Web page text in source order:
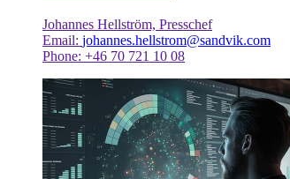
Johannes Hellström, Presschef
Email: johannes.hellstrom@sandvik.com
Phone: +46 70 721 10 08